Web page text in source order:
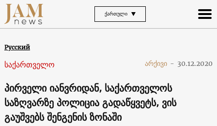
ᲥᲐᲠᲗᲣᲚᲘ
Русский
საქართველო არქივი - 30.12.2020
პირველი იანვრიდან, საქართველოს
საზღვარზე პოლიცია გადაწყვეტს, ვის
გაუშვებს შენგენის ზონაში